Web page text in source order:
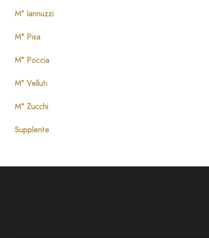
M° Iannuzzi
M° Pisa
M° Poccia
M° Velluti
M° Zucchi
Supplente